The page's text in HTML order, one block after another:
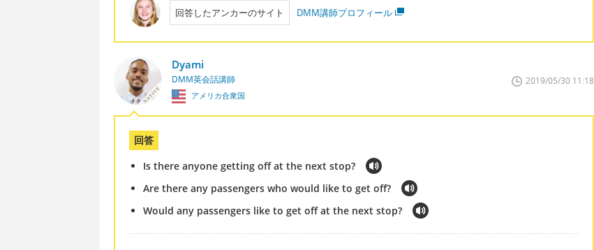
回答したアンカーのサイト DMM講師プロフィール
Dyami
DMM英会話講師
アメリカ合衆国
2019/05/30 11:18
回答
Is there anyone getting off at the next stop?
Are there any passengers who would like to get off?
Would any passengers like to get off at the next stop?